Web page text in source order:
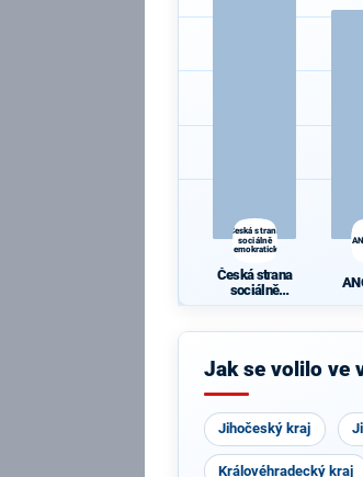
Česká strana
sociálně
demokratická
Česká strana
sociálně
Jak se volilo ve
Jihočeský kraj
Královéhradecký kraj